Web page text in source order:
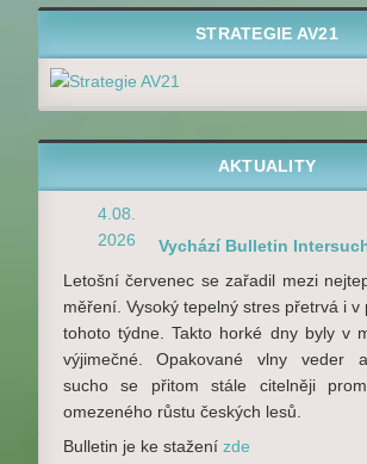
STRATEGIE AV21
AKTUALITY
4.08.
2026
Vychází Bulletin
Letošní červenec se zařadil mezi
měření. Vysoký tepelný stres přetrvá i v
tohoto týdne. Takto horké dny byly v
výjimečné. Opakované vlny veder
sucho se přitom stále citelněji
omezeného růstu českých lesů.
Bulletin je ke stažení zde